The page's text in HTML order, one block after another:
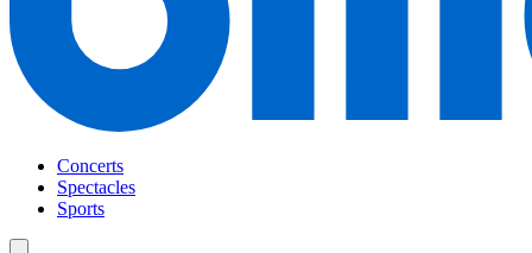
Concerts
Spectacles
Sports